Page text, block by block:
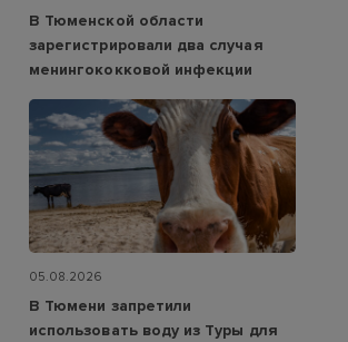
В Тюменской области
зарегистрировали два случая
менингококковой инфекции
05.08.2026
В Тюмени запретили
использовать воду из Туры для